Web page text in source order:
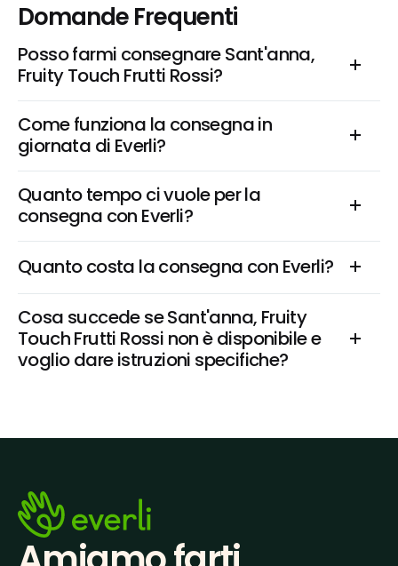
Domande Frequenti
Posso farmi consegnare Sant'anna,
Fruity Touch Frutti Rossi?
Come funziona la consegna in
giornata di Everli?
Quanto tempo ci vuole per la
consegna con Everli?
Quanto costa la consegna con Everli?
Cosa succede se Sant'anna, Fruity
Touch Frutti Rossi non è disponibile e
voglio dare istruzioni specifiche?